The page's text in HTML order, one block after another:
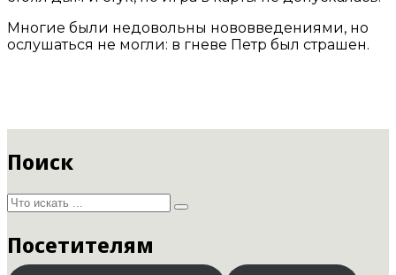
Многие были недовольны нововведениями, но
ослушаться не могли: в гневе Петр был страшен.
Поиск
Посетителям